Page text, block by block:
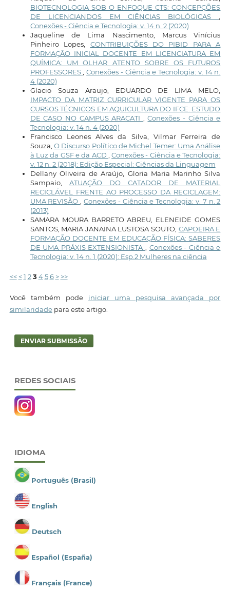
BIOTECNOLOGIA SOB O ENFOQUE CTS: CONCEPÇÕES
DE LICENCIANDOS EM CIÊNCIAS BIOLÓGICAS
Conexões - Ciência e Tecnologia: v. 14 n. 2 (2020)
Jaqueline de Lima Nascimento, Marcus Vinícius
Pinheiro Lopes, CONTRIBUIÇÕES DO PIBID PARA A
FORMAÇÃO INICIAL DOCENTE EM LICENCIATURA EM
QUÍMICA: UM OLHAR ATENTO SOBRE OS FUTUROS
PROFESSORES
,Conexões - Ciência e Tecnologia: v. 14 n.
4 (2020)
Glacio Souza Araujo, EDUARDO DE LIMA MELO,
IMPACTO DA MATRIZ CURRICULAR VIGENTE PARA OS
CURSOS TÉCNICOS EM AQUICULTURA DO IFCE: ESTUDO
DE CASO NO CAMPUS ARACATI
,Conexões - Ciência e
Tecnologia: v. 14 n. 4 (2020)
Francisco Leones Alves da Silva, Vilmar Ferreira de
Souza, O Discurso Político de Michel Temer: Uma Análise
à Luz da GSF e da ACD
,Conexões - Ciência e Tecnologia:
v. 12 n. 2 (2018): Edição Especial: Ciências da Linguagem
Dellany Oliveira de Araújo, Gloria Maria Marinho Silva
Sampaio, ATUAÇÃO DO CATADOR DE MATERIAL
RECICLÁVEL FRENTE AO PROCESSO DA RECICLAGEM:
UMA REVISÃO
Conexões - Ciência e Tecnologia: v. 7 n. 2
(2013)
SAMARA MOURA BARRETO ABREU, ELENEIDE GOMES
SANTOS, MARIA JANAINA LUSTOSA SOUTO, CAPOEIRA E
FORMAÇÃO DOCENTE EM EDUCAÇÃO FÍSICA: SABERES
DE UMA PRÁXIS EXTENSIONISTA
Conexões - Ciência e
Tecnologia: v. 14 n. 1 (2020): Esp.2 Mulheres na ciência
<< < 1 2 3 4 5 6 > >>
Você também pode iniciar uma pesquisa avançada por
similaridadepara este artigo.
ENVIAR SUBMISSÃO
REDES SOCIAIS
IDIOMA
Português (Brasil)
English
Deutsch
Español (España)
Français (France)